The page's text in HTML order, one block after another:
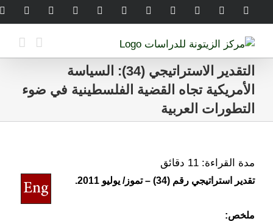
to
content
Facebook
Instagram
YouTube
Tiktok
Threads
LinkedIn
SoundCloud
WhatsApp
التقدير الاستراتيجي (34): السياسة
الأمريكية تجاه القضية الفلسطينية في ضوء
التطورات العربية
مدة القراءة: 11 دقائق
تقدير استراتيجي رقم (34) – تموز/ يوليو 2011.
ملخص: